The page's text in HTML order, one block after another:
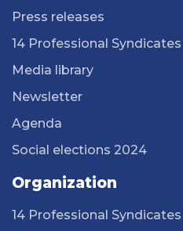
Press releases
14 Professional Syndicates
Media library
Newsletter
Agenda
Social elections 2024
Organization
14 Professional Syndicates